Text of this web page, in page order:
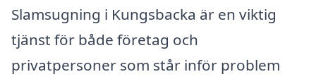
Slamsugning i Kungsbacka är en viktig
tjänst för både företag och
privatpersoner som står inför problem